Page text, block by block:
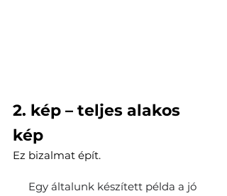
2. kép – teljes alakos
kép
Ez bizalmat épít.
Egy általunk készített példa a jó